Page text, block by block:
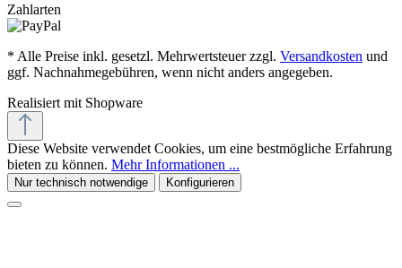
Zahlarten
* Alle Preise inkl. gesetzl. Mehrwertsteuer zzgl. Versandkosten und
ggf. Nachnahmegebühren, wenn nicht anders angegeben.
Realisiert mit Shopware
Diese Website verwendet Cookies, um eine bestmögliche Erfahrung
bieten zu können. Mehr Informationen ...
Nur technisch notwendige Konfigurieren